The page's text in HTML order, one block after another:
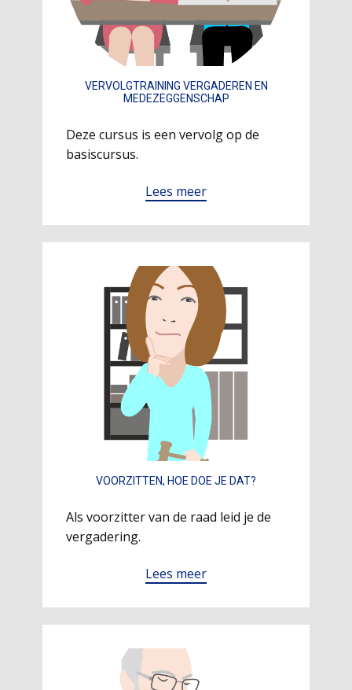
VERVOLGTRAINING VERGADEREN EN
MEDEZEGGENSCHAP
Deze cursus is een vervolg op de
basiscursus.
Lees meer
VOORZITTEN, HOE DOE JE DAT?
Als voorzitter van de raad leid je de
vergadering.
Lees meer